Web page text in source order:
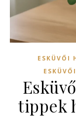
ESKÜVŐI
tippek